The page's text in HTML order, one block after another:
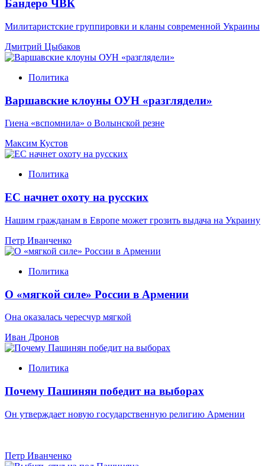
Бандеро ЧВК
Милитаристские группировки и кланы современной Украины
Дмитрий Цыбаков
Политика
Варшавские клоуны ОУН «разглядели»
Гиена «вспомнила» о Волынской резне
Максим Кустов
Политика
ЕС начнет охоту на русских
Нашим гражданам в Европе может грозить выдача на Украину
Петр Иванченко
Политика
О «мягкой силе» России в Армении
Она оказалась чересчур мягкой
Иван Дронов
Политика
Почему Пашинян победит на выборах
Он утверждает новую государственную религию Армении
Петр Иванченко